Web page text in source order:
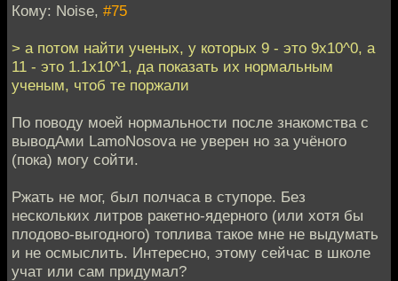
Кому: Noise, #75
> а потом найти ученых, у которых 9 - это 9х10^0, а
11 - это 1.1х10^1, да показать их нормальным
ученым, чтоб те поржали
По поводу моей нормальности после знакомства с
выводАми LamoNosova не уверен но за учёного
(пока) могу сойти.
Ржать не мог, был полчаса в ступоре. Без
нескольких литров ракетно-ядерного (или хотя бы
плодово-выгодного) топлива такое мне не выдумать
и не осмыслить. Интересно, этому сейчас в школе
учат или сам придумал?